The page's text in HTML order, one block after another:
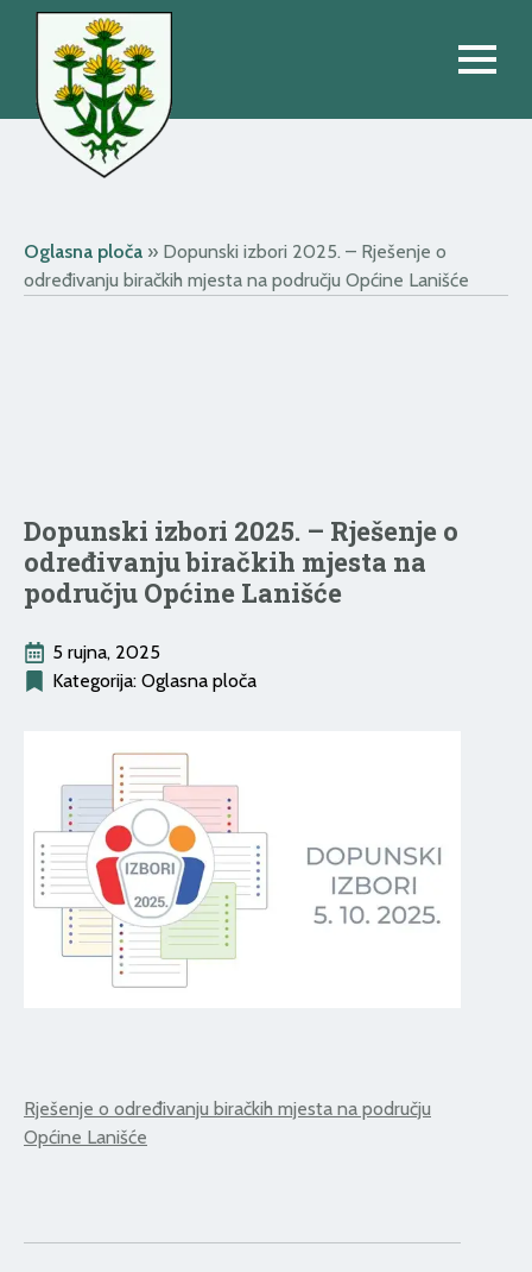
Oglasna ploča » Dopunski izbori 2025. – Rješenje o
određivanju biračkih mjesta na području Općine Lanišće
Dopunski izbori 2025. – Rješenje o
određivanju biračkih mjesta na
području Općine Lanišće
5 rujna, 2025
Kategorija: Oglasna ploča
Rješenje o određivanju biračkih mjesta na području
Općine Lanišće